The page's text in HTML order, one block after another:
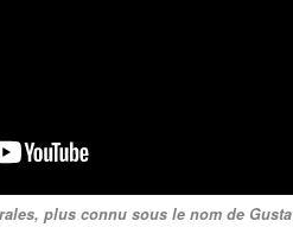
plus connu sous le nom de